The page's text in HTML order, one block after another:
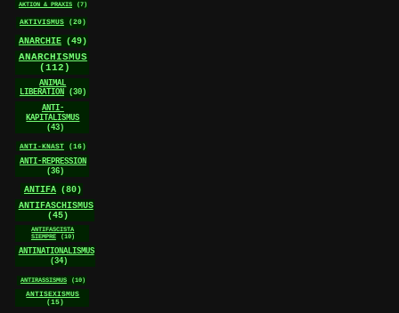
AKTION & PRAXIS (7)
AKTIVISMUS (20)
ANARCHIE (49)
ANARCHISMUS
(112)
ANIMAL
LIBERATION
(30)
ANTI-
KAPITALISMUS
(43)
ANTI-KNAST (16)
ANTI-REPRESSION
(36)
ANTIFA (80)
ANTIFASCHISMUS
(45)
ANTIFASCISTA
SIEMPRE
(10)
ANTINATIONALISMUS
(34)
ANTIRASSISMUS (10)
ANTISEXISMUS
(15)